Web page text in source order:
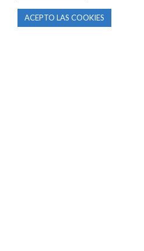
CONTACTO
ACEPTO LAS COOKIES